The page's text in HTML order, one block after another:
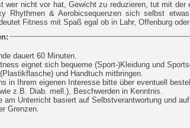
wer nicht vor hat, Gewicht zu reduzieren, tut mit der
Rhythmen & Aerobicsequenzen sich selbst
Fitness mit Spaß egal ob in Lahr, Offenburg oder
dauert 60 Minuten.
eignet sich bequeme (Sport-)Kleidung und
und Handtuch mitbringen.
in Ihrem eigenen Interesse bitte über eventuell
z.B. Diab. mell.), Beschwerden in Kenntnis.
am Unterricht basiert auf Selbstverantwortung und
Grenzen.